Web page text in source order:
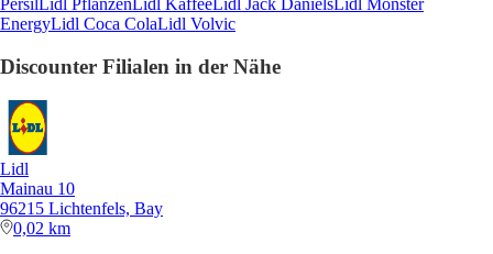
Persil Lidl Pflanzen Lidl Kaffee Lidl Jack Daniels Lidl Monster
EnergyLidl Coca ColaLidl Volvic
Discounter Filialen in der Nähe
Lidl
Mainau 10
96215 Lichtenfels, Bay
0,02 km